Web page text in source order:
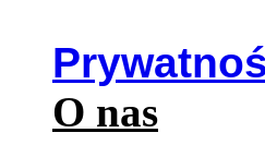
O nas